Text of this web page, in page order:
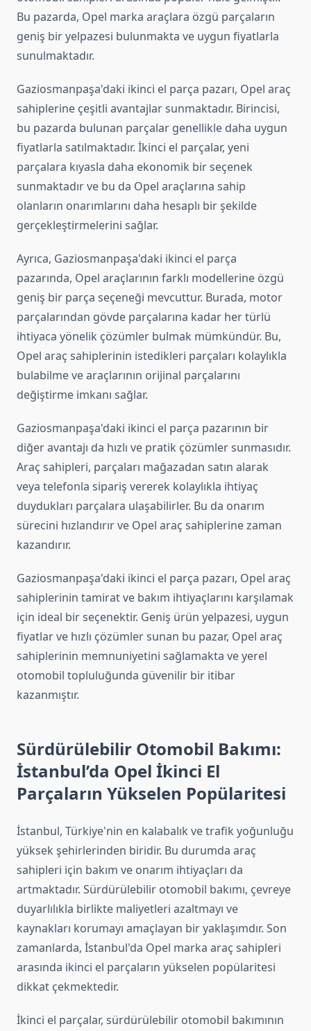
Bu pazarda, Opel marka araçlara özgü parçaların
geniş bir yelpazesi bulunmakta ve uygun fiyatlarla
sunulmaktadır.
Gaziosmanpaşa'daki ikinci el parça pazarı, Opel araç
sahiplerine çeşitli avantajlar sunmaktadır. Birincisi,
bu pazarda bulunan parçalar genellikle daha uygun
fiyatlarla satılmaktadır. İkinci el parçalar, yeni
parçalara kıyasla daha ekonomik bir seçenek
sunmaktadır ve bu da Opel araçlarına sahip
olanların onarımlarını daha hesaplı bir şekilde
gerçekleştirmelerini sağlar.
Ayrıca, Gaziosmanpaşa'daki ikinci el parça
pazarında, Opel araçlarının farklı modellerine özgü
geniş bir parça seçeneği mevcuttur. Burada, motor
parçalarından gövde parçalarına kadar her türlü
ihtiyaca yönelik çözümler bulmak mümkündür. Bu,
Opel araç sahiplerinin istedikleri parçaları kolaylıkla
bulabilme ve araçlarının orijinal parçalarını
değiştirme imkanı sağlar.
Gaziosmanpaşa'daki ikinci el parça pazarının bir
diğer avantajı da hızlı ve pratik çözümler sunmasıdır.
Araç sahipleri, parçaları mağazadan satın alarak
veya telefonla sipariş vererek kolaylıkla ihtiyaç
duydukları parçalara ulaşabilirler. Bu da onarım
sürecini hızlandırır ve Opel araç sahiplerine zaman
kazandırır.
Gaziosmanpaşa'daki ikinci el parça pazarı, Opel araç
sahiplerinin tamirat ve bakım ihtiyaçlarını karşılamak
için ideal bir seçenektir. Geniş ürün yelpazesi, uygun
fiyatlar ve hızlı çözümler sunan bu pazar, Opel araç
sahiplerinin memnuniyetini sağlamakta ve yerel
otomobil topluluğunda güvenilir bir itibar
kazanmıştır.
Sürdürülebilir Otomobil Bakımı:
İstanbul’da Opel İkinci El
Parçaların Yükselen Popülaritesi
İstanbul, Türkiye'nin en kalabalık ve trafik yoğunluğu
yüksek şehirlerinden biridir. Bu durumda araç
sahipleri için bakım ve onarım ihtiyaçları da
artmaktadır. Sürdürülebilir otomobil bakımı, çevreye
duyarlılıkla birlikte maliyetleri azaltmayı ve
kaynakları korumayı amaçlayan bir yaklaşımdır. Son
zamanlarda, İstanbul'da Opel marka araç sahipleri
arasında ikinci el parçaların yükselen popülaritesi
dikkat çekmektedir.
İkinci el parçalar, sürdürülebilir otomobil bakımının